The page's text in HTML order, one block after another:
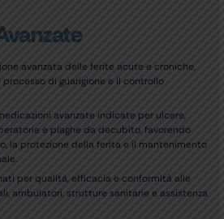
avanzata delle ferite acute e croniche,
di guarigione e il controllo
avanzate indicate per ulcere,
e piaghe da decubito, favorendo
la protezione della ferita e il mantenimento
per qualità, efficacia e conformità alle
ambulatori, strutture sanitarie e assistenza